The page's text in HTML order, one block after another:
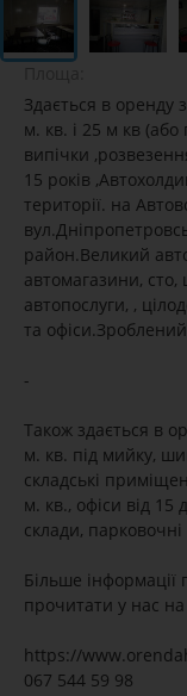
Здається в оренду
м. кв. і 25 м кв
випічки
15 років
території. на
район.Великий
автомагазини,
автопослуги, ,
та
-
Також здається в
м. кв. під мийку,
складські
м. кв., офіси від
склади, парковочні
Більше
прочитати у нас на
https://
067 544 59 98